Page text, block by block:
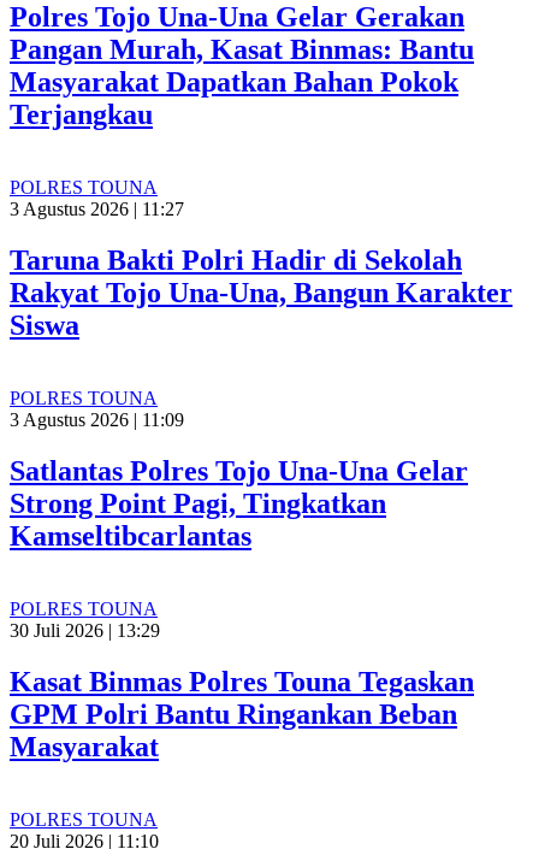
Polres Tojo Una-Una Gelar Gerakan
Pangan Murah, Kasat Binmas: Bantu
Masyarakat Dapatkan Bahan Pokok
Terjangkau
POLRES TOUNA
3 Agustus 2026 | 11:27
Taruna Bakti Polri Hadir di Sekolah
Rakyat Tojo Una-Una, Bangun Karakter
Siswa
POLRES TOUNA
3 Agustus 2026 | 11:09
Satlantas Polres Tojo Una-Una Gelar
Strong Point Pagi, Tingkatkan
Kamseltibcarlantas
POLRES TOUNA
30 Juli 2026 | 13:29
Kasat Binmas Polres Touna Tegaskan
GPM Polri Bantu Ringankan Beban
Masyarakat
POLRES TOUNA
20 Juli 2026 | 11:10